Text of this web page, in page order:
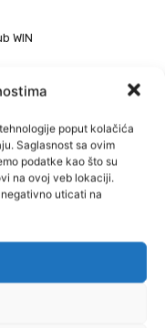
poput kolačića
Saglasnost sa ovim
podatke kao što su
na ovoj veb lokaciji.
uticati na
WIN